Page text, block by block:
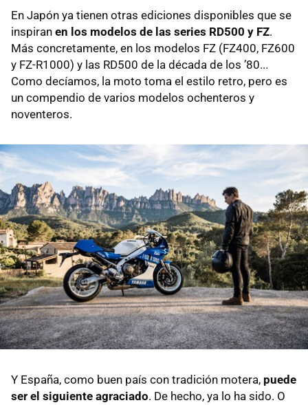
En Japón ya tienen otras ediciones disponibles que se
inspiran en los modelos de las series RD500 y FZ.
Más concretamente, en los modelos FZ (FZ400, FZ600
y FZ-R1000) y las RD500 de la década de los ’80...
Como decíamos, la moto toma el estilo retro, pero es
un compendio de varios modelos ochenteros y
noventeros.
Y España, como buen país con tradición motera, puede
ser el siguiente agraciado. De hecho, ya lo ha sido. O